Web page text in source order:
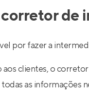
de
por fazer a
clientes, o
as informações